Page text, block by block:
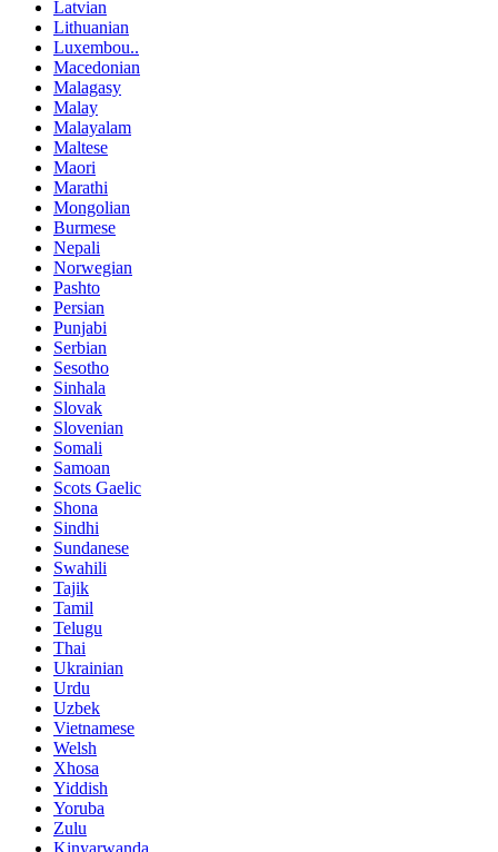
Latvian
Lithuanian
Luxembou..
Macedonian
Malagasy
Malay
Malayalam
Maltese
Maori
Marathi
Mongolian
Burmese
Nepali
Norwegian
Pashto
Persian
Punjabi
Serbian
Sesotho
Sinhala
Slovak
Slovenian
Somali
Samoan
Scots Gaelic
Shona
Sindhi
Sundanese
Swahili
Tajik
Tamil
Telugu
Thai
Ukrainian
Urdu
Uzbek
Vietnamese
Welsh
Xhosa
Yiddish
Yoruba
Zulu
Kinyarwanda